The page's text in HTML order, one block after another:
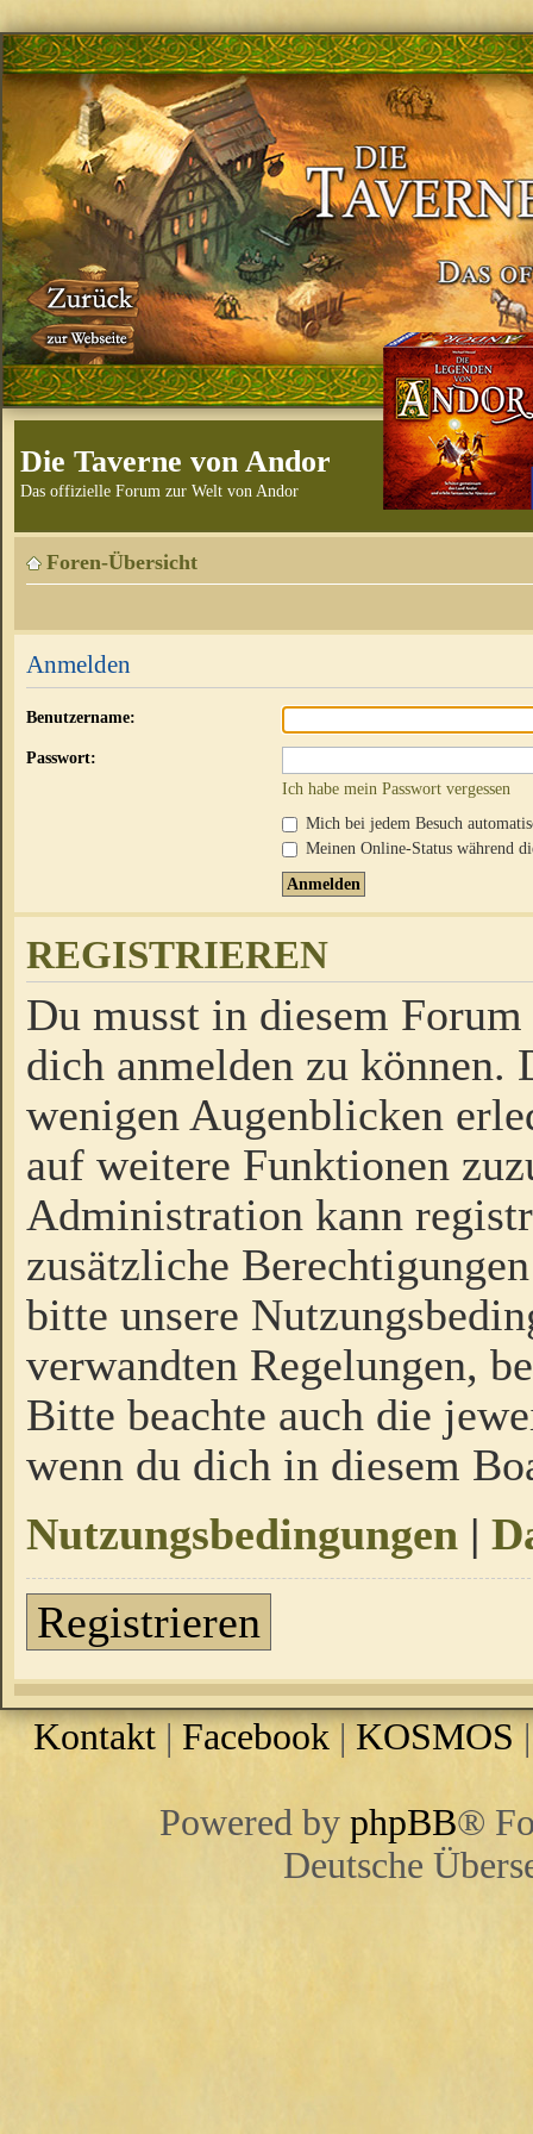
Die Taverne von Andor
Das offizielle Forum zur Welt von Andor
Foren-Übersicht
Anmelden
Benutzername:
Passwort:
Ich habe mein Passwort vergessen
Mich bei jedem Besuch
Meinen Online-Status während
REGISTRIEREN
Du musst in diesem
dich anmelden zu
wenigen Augenblicken
auf weitere Funktionen
Administration kann
zusätzliche
bitte unsere
verwandten Regelungen,
Bitte beachte auch die
wenn du dich in diesem
Nutzungsbedingungen |
Registrieren
Kontakt | Facebook |KOSMOS
Powered by phpBB®
Deutsche